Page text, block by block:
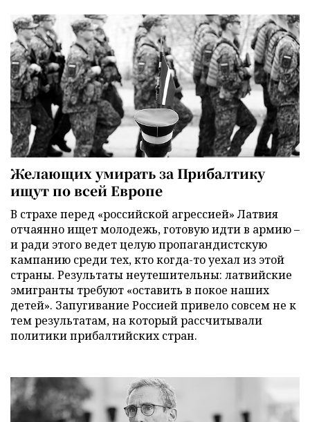
Желающих умирать за Прибалтику
ищут по всей Европе
В страхе перед «российской агрессией» Латвия
отчаянно ищет молодежь, готовую идти в армию –
и ради этого ведет целую пропагандистскую
кампанию среди тех, кто когда-то уехал из этой
страны. Результаты неутешительны: латвийские
эмигранты требуют «оставить в покое наших
детей». Запугивание Россией привело совсем не к
тем результатам, на который рассчитывали
политики прибалтийских стран.